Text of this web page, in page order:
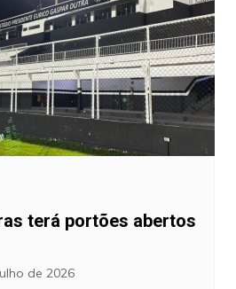
terá portões abertos
de 2026